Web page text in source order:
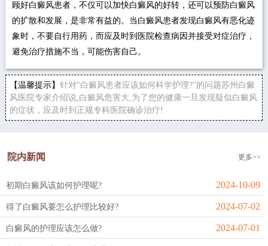
顾好白癜风患者，不仅可以加快白癜风的好转，还可以预防白癜风
的扩散和发展，是非常有益的。当白癜风患者发现白癜风有恶化迹
象时，不要自行用药，而应及时到医院检查病因并接受对症治疗，
避免治疗措施不当，可能伤害自己。
【温馨提示】 针对"白癜风患者应该如何科学护理?"的问题苏州白癜
风医院专家介绍说,白癜风危害大,为了您的健康一旦发现疑似白癜风
的症状，应及时到正规专科医院确诊治疗!
院内新闻 更多>>
初期白癜风该如何护理呢? 2024-10-09
得了白癜风要怎么护理比较好? 2024-07-02
白癜风的护理应该怎么做? 2024-07-01